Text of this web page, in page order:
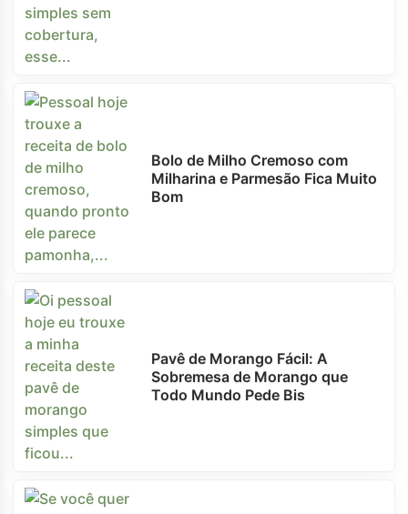
Bolo de Milho Cremoso com
Milharina e Parmesão Fica Muito
Bom
Pavê de Morango Fácil: A
Sobremesa de Morango que
Todo Mundo Pede Bis